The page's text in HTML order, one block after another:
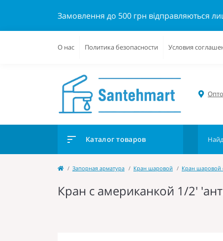
Замовлення до 500 грн відправляються
О нас Политика безопасности Условия
Каталог товаров
Запорная арматура Кран шаровой Кран шаровой
Кран с американкой 1/2'